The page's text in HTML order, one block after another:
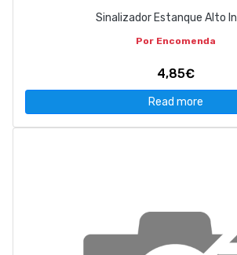
Sinalizador Estanque Alto
Por Encomenda
4,85€
Read more